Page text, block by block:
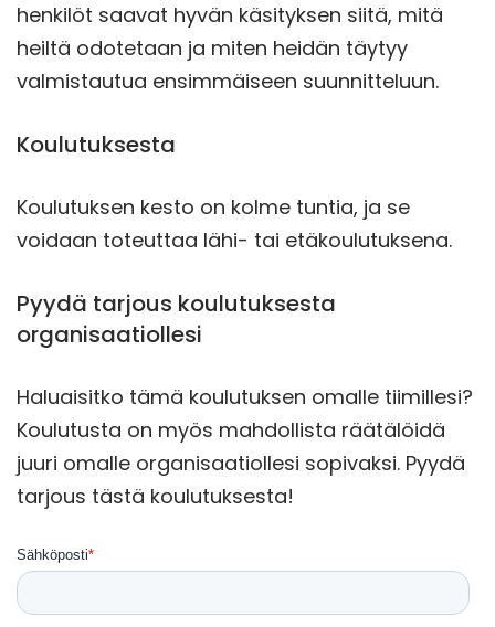
henkilöt saavat hyvän käsityksen siitä, mitä
heiltä odotetaan ja miten heidän täytyy
valmistautua ensimmäiseen suunnitteluun.
Koulutuksesta
Koulutuksen kesto on kolme tuntia, ja se
voidaan toteuttaa lähi- tai etäkoulutuksena.
Pyydä tarjous koulutuksesta
organisaatiollesi
Haluaisitko tämä koulutuksen omalle tiimillesi?
Koulutusta on myös mahdollista räätälöidä
juuri omalle organisaatiollesi sopivaksi. Pyydä
tarjous tästä koulutuksesta!